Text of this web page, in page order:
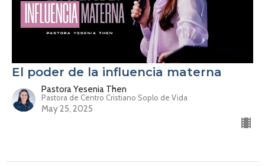
El poder de la influencia materna
Pastora Yesenia Then
Pastora de Centro Cristiano Soplo de Vida
May 25, 2025